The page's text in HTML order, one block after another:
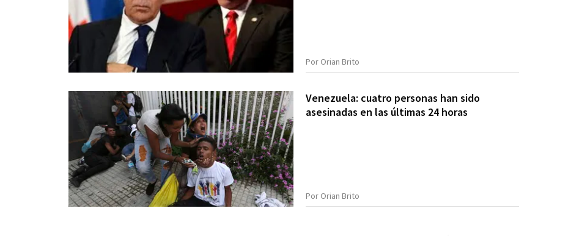
Por Orian Brito
Venezuela: cuatro personas han sido
asesinadas en las últimas 24 horas
Por Orian Brito